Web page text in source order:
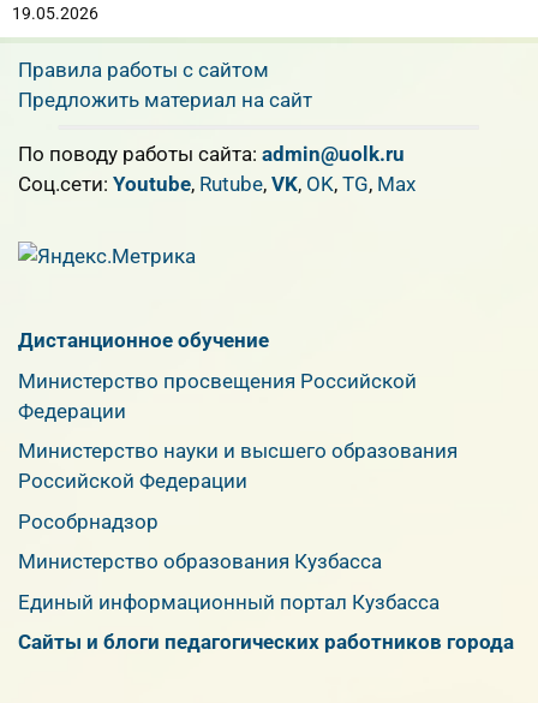
19.05.2026
Правила работы с сайтом
Предложить материал на сайт
По поводу работы сайта: admin@uolk.ru
Cоц.сети: Youtube, Rutube, VK, OK, TG, Max
Дистанционное обучение
Министерство просвещения Российской
Федерации
Министерство науки и высшего образования
Российской Федерации
Рособрнадзор
Министерство образования Кузбасса
Единый информационный портал Кузбасса
Сайты и блоги педагогических работников города